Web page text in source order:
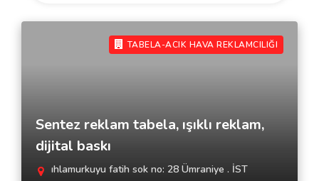
TABELA-ACIK HAVA REKLAMCILIĞI
Sentez reklam tabela, ışıklı reklam,
dijital baskı
ıhlamurkuyu fatih sok no: 28 Ümraniye . İST